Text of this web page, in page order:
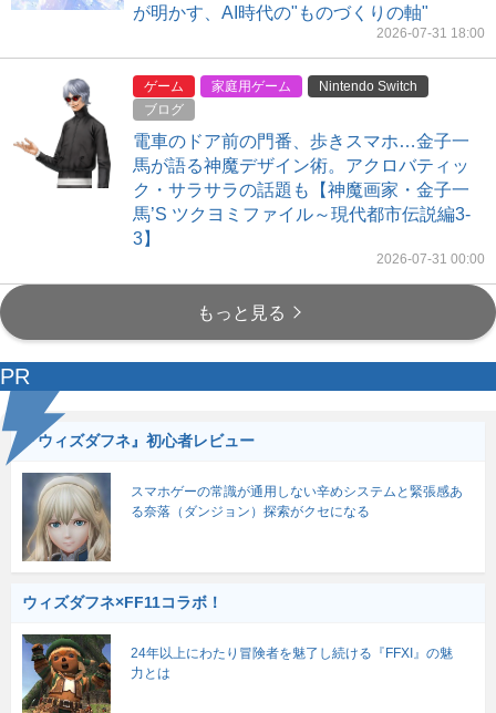
が明かす、AI時代の"ものづくりの軸"
2026-07-31 18:00
ゲーム 家庭用ゲーム
Nintendo Switch
ブログ
電車のドア前の門番、歩きスマホ…金子一
馬が語る神魔デザイン術。アクロバティッ
ク・サラサラの話題も【神魔画家・金子一
馬’S ツクヨミファイル～現代都市伝説編3-
3】
2026-07-31 00:00
もっと見る
PR
『ウィズダフネ』初心者レビュー
スマホゲーの常識が通用しない辛めシステムと緊張感あ
る奈落（ダンジョン）探索がクセになる
ウィズダフネ×FF11コラボ！
24年以上にわたり冒険者を魅了し続ける『FFXI』の魅
力とは